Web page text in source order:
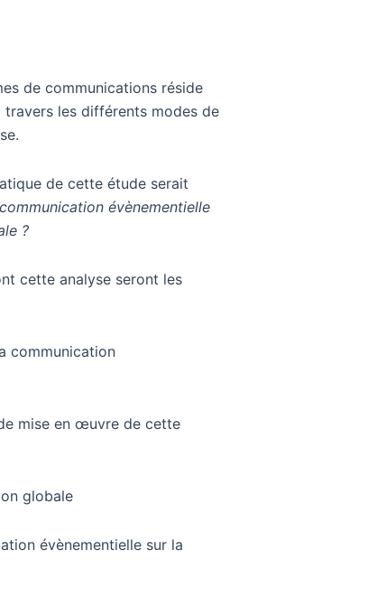
de communications réside
travers les différents modes de
de cette étude serait
évènementielle
?
cette analyse seront les
communication
mise en œuvre de cette
globale
évènementielle sur la